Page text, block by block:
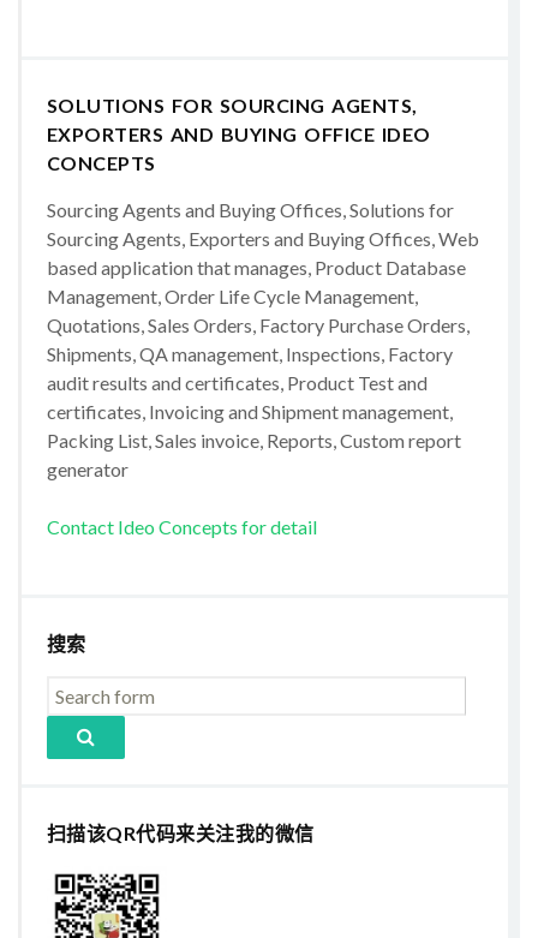
SOLUTIONS FOR SOURCING AGENTS,
EXPORTERS AND BUYING OFFICE IDEO
CONCEPTS
Sourcing Agents and Buying Offices, Solutions for
Sourcing Agents, Exporters and Buying Offices, Web
based application that manages, Product Database
Management, Order Life Cycle Management,
Quotations, Sales Orders, Factory Purchase Orders,
Shipments, QA management, Inspections, Factory
audit results and certificates, Product Test and
certificates, Invoicing and Shipment management,
Packing List, Sales invoice, Reports, Custom report
generator
Contact Ideo Concepts for detail
搜索
扫描该QR代码来关注我的微信